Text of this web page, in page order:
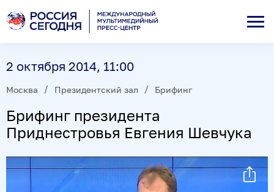
2 октября 2014, 11:00
Москва Президентский зал Брифинг
Брифинг президента
Приднестровья Евгения Шевчука